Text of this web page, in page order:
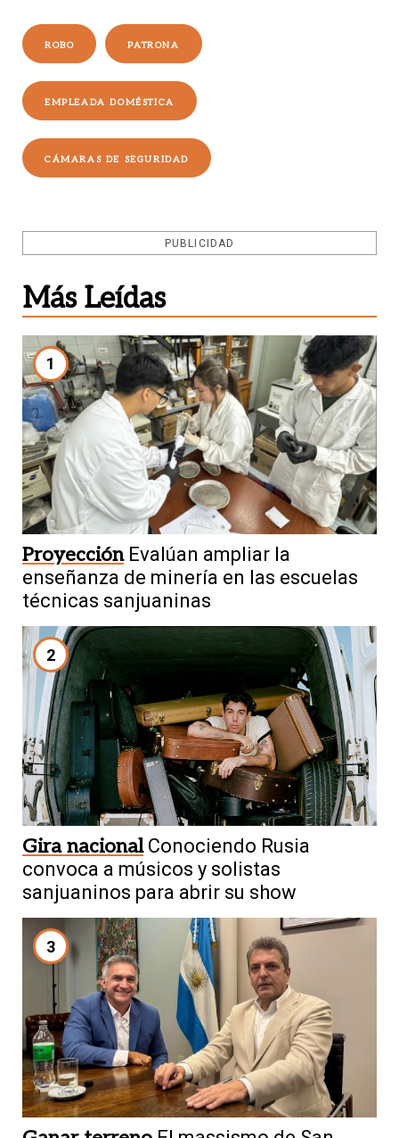
ROBO PATRONA
EMPLEADA DOMÉSTICA
CÁMARAS DE SEGURIDAD
PUBLICIDAD
Más Leídas
1
Proyección Evalúan ampliar la
enseñanza de minería en las escuelas
técnicas sanjuaninas
2
Gira nacional Conociendo Rusia
convoca a músicos y solistas
sanjuaninos para abrir su show
3